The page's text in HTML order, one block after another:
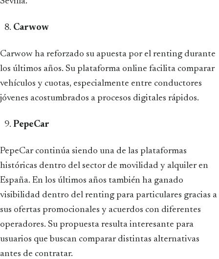
Carwow
Carwow ha reforzado su apuesta por el renting durante
los últimos años. Su plataforma online facilita comparar
vehículos y cuotas, especialmente entre conductores
jóvenes acostumbrados a procesos digitales rápidos.
PepeCar
PepeCar continúa siendo una de las plataformas
históricas dentro del sector de movilidad y alquiler en
España. En los últimos años también ha ganado
visibilidad dentro del renting para particulares gracias a
sus ofertas promocionales y acuerdos con diferentes
operadores. Su propuesta resulta interesante para
usuarios que buscan comparar distintas alternativas
antes de contratar.